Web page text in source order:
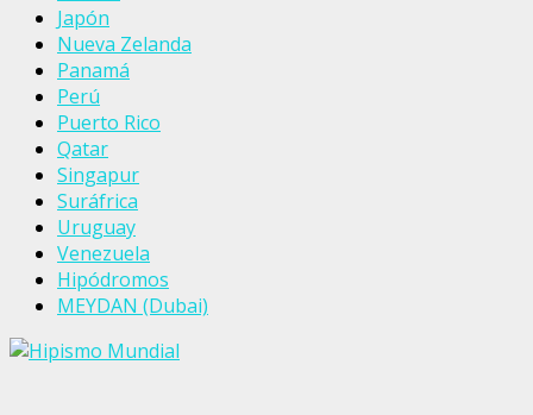
Japón
Nueva Zelanda
Panamá
Perú
Puerto Rico
Qatar
Singapur
Suráfrica
Uruguay
Venezuela
Hipódromos
MEYDAN (Dubai)